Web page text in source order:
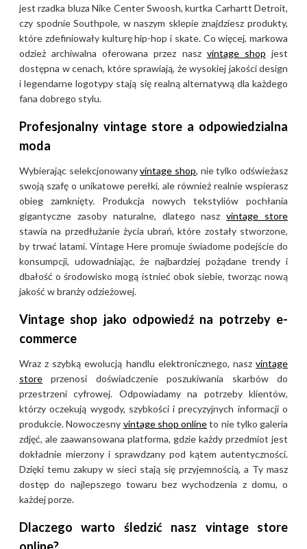
jest rzadka bluza Nike Center Swoosh, kurtka Carhartt Detroit,
czy spodnie Southpole, w naszym sklepie znajdziesz produkty,
które zdefiniowały kulturę hip-hop i skate. Co więcej, markowa
odzież archiwalna oferowana przez nasz vintage shop jest
dostępna w cenach, które sprawiają, że wysokiej jakości design
i legendarne logotypy stają się realną alternatywą dla każdego
fana dobrego stylu.
Profesjonalny vintage store a odpowiedzialna
moda
Wybierając selekcjonowanyvintage shop, nie tylko odświeżasz
swoją szafę o unikatowe perełki, ale również realnie wspierasz
obieg zamknięty. Produkcja nowych tekstyliów pochłania
gigantyczne zasoby naturalne, dlatego naszvintage store
stawia na przedłużanie życia ubrań, które zostały stworzone,
by trwać latami. Vintage Here promuje świadome podejście do
konsumpcji, udowadniając, że najbardziej pożądane trendy i
dbałość o środowisko mogą istnieć obok siebie, tworząc nową
jakość w branży odzieżowej.
Vintage shop jako odpowiedź na potrzeby e-
commerce
Wraz z szybką ewolucją handlu elektronicznego, nasz vintage
store przenosi doświadczenie poszukiwania skarbów do
przestrzeni cyfrowej. Odpowiadamy na potrzeby klientów,
którzy oczekują wygody, szybkości i precyzyjnych informacji o
produkcie. Nowoczesny vintage shop onlineto nie tylko galeria
zdjęć, ale zaawansowana platforma, gdzie każdy przedmiot jest
dokładnie mierzony i sprawdzany pod kątem autentyczności.
Dzięki temu zakupy w sieci stają się przyjemnością, a Ty masz
dostęp do najlepszego towaru bez wychodzenia z domu, o
każdej porze.
Dlaczego warto śledzić nasz vintage store